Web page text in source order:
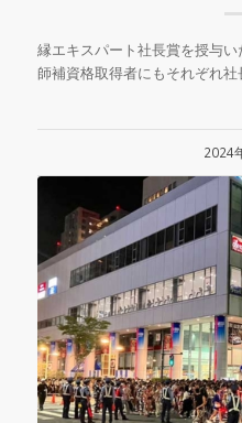
縁エキスパート社長賞を授与
師補資格取得者にもそれぞれ社
2024